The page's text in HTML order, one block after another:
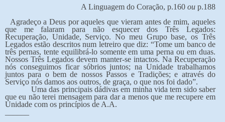
A Linguagem do Coração, p.160 oup.188
Agradeço a Deus por aqueles que vieram antes de mim, aqueles
que me falaram para não esquecer dos Três Legados:
Recuperação, Unidade, Serviço. No meu Grupo base, os Três
Legados estão descritos num letreiro que diz: “Tome um banco de
três pernas, tente equilibrá-lo somente em uma perna ou em duas.
Nossos Três Legados devem manter-se intactos. Na Recuperação
nós conseguimos ficar sóbrios juntos; na Unidade trabalhamos
juntos para o bem de nossos Passos e Tradições; e através do
Serviço nós damos aos outros, de graça, o que nos foi dado”.
Uma das principais dádivas em minha vida tem sido saber
que eu não terei mensagem para dar a menos que me recupere em
Unidade com os princípios de A.A.